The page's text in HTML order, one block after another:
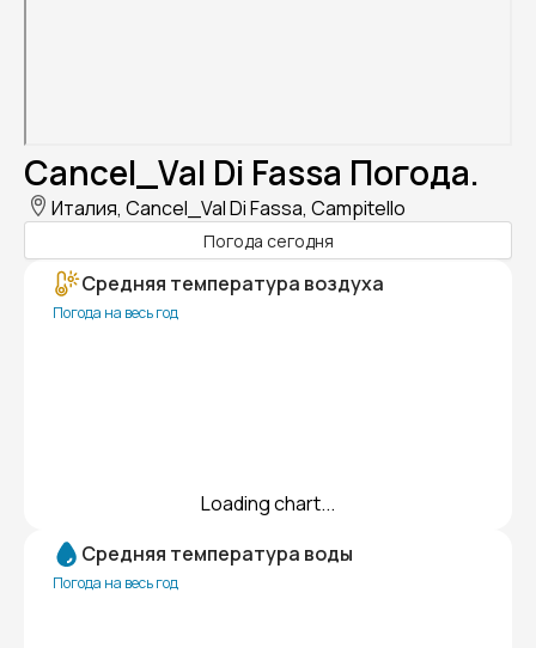
Cancel_Val Di Fassa Погода.
Италия, Cancel_Val Di Fassa, Campitello
Погода сегодня
Средняя температура воздуха
Погода на весь год
Loading chart...
Средняя температура воды
Погода на весь год